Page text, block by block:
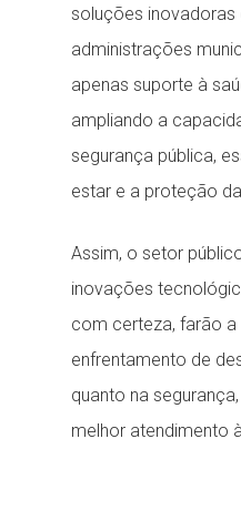
soluções inovadoras
administrações
apenas suporte à
ampliando a
segurança pública,
estar e a proteção
Assim, o setor
inovações
com certeza, farão a
enfrentamento de
quanto na
melhor atendimento